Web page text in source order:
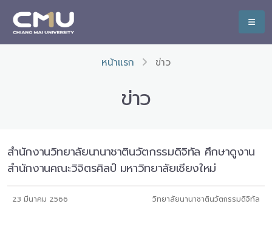
หน้าแรก ข่าว
ข่าว
สำนักงานวิทยาลัยนานาชาตินวัตกรรมดิจิทัล ศึกษาดูงาน
สำนักงานคณะวิจิตรศิลป์ มหาวิทยาลัยเชียงใหม่
23 มีนาคม 2566 วิทยาลัยนานาชาตินวัตกรรมดิจิทัล